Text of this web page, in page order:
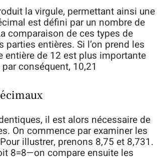
la virgule, permettant ainsi une
est défini par un nombre de
comparaison de ces types de
parties entières. Si l’on prend les
entière de 12 est plus importante
conséquent, 10,21
il est alors nécessaire de
On commence par examiner les
illustrer, prenons 8,75 et 8,731.
8=8—on compare ensuite les